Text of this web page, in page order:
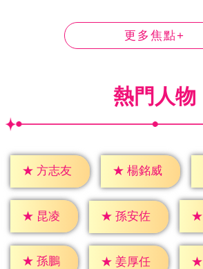
更多焦點+
熱門人物
★ 方志友 ★ 楊銘威
★ 昆凌 ★ 孫安佐 ★
★ 孫鵬 ★ 姜厚任 ★